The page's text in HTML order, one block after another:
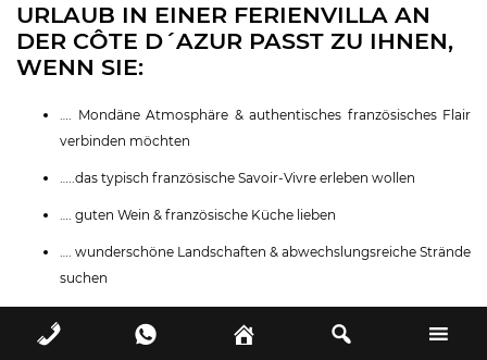
URLAUB IN EINER FERIENVILLA AN
DER CÔTE D´AZUR PASST ZU IHNEN,
WENN SIE:
…. Mondäne Atmosphäre & authentisches französisches Flair
verbinden möchten
…..das typisch französische Savoir-Vivre erleben wollen
…. guten Wein & französische Küche lieben
…. wunderschöne Landschaften & abwechslungsreiche Strände
suchen